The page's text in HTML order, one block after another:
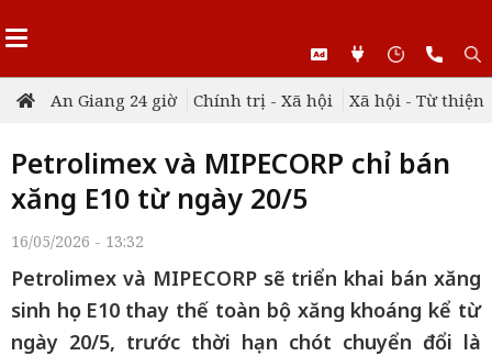
An Giang 24 giờ Chính trị - Xã hội Xã hội - Từ thiện
Petrolimex và MIPECORP chỉ bán
xăng E10 từ ngày 20/5
16/05/2026 - 13:32
Petrolimex và MIPECORP sẽ triển khai bán xăng
sinh học E10 thay thế toàn bộ xăng khoáng kể từ
ngày 20/5, trước thời hạn chót chuyển đổi là